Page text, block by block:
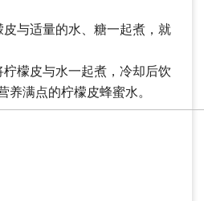
皮与适量的水、糖一起煮，就
柠檬皮与水一起煮，冷却后饮
养满点的柠檬皮蜂蜜水。